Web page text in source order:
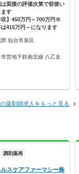
は面接の評価次第で前後い
ます
収】450万円～700万円※
415万円～になります
仙台市泉区
市営地下鉄南北線 八乙女
薬剤師求人をもっと見る
調剤薬局
スケアファーマシー株